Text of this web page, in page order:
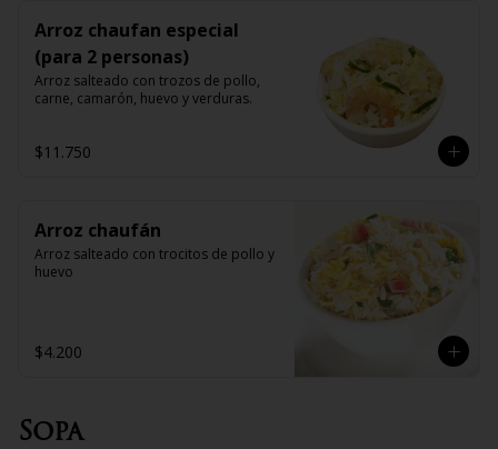
Arroz chaufan especial
(para 2 personas)
Arroz salteado con trozos de pollo,
carne, camarón, huevo y verduras.
$11.750
Arroz chaufán
Arroz salteado con trocitos de pollo y
huevo
$4.200
Sopa